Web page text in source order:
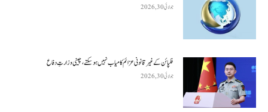
جولائی 30, 2026
فلپائن کے غیر قانونی عزائم کامیاب نہیں ہو سکتے ، چینی وزارتِ دفاع
جولائی 30, 2026